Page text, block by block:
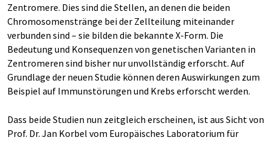
Zentromere. Dies sind die Stellen, an denen die beiden
Chromosomenstränge bei der Zellteilung miteinander
verbunden sind – sie bilden die bekannte X-Form. Die
Bedeutung und Konsequenzen von genetischen Varianten in
Zentromeren sind bisher nur unvollständig erforscht. Auf
Grundlage der neuen Studie können deren Auswirkungen zum
Beispiel auf Immunstörungen und Krebs erforscht werden.
Dass beide Studien nun zeitgleich erscheinen, ist aus Sicht von
Prof. Dr. Jan Korbel vom Europäisches Laboratorium für